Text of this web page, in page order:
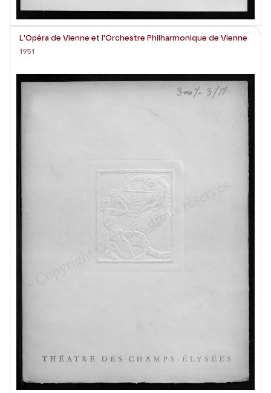
L'Opéra de Vienne et l'Orchestre Philharmonique de Vienne
1951